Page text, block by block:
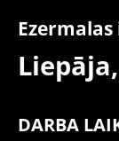
Ezermalas
DARBA